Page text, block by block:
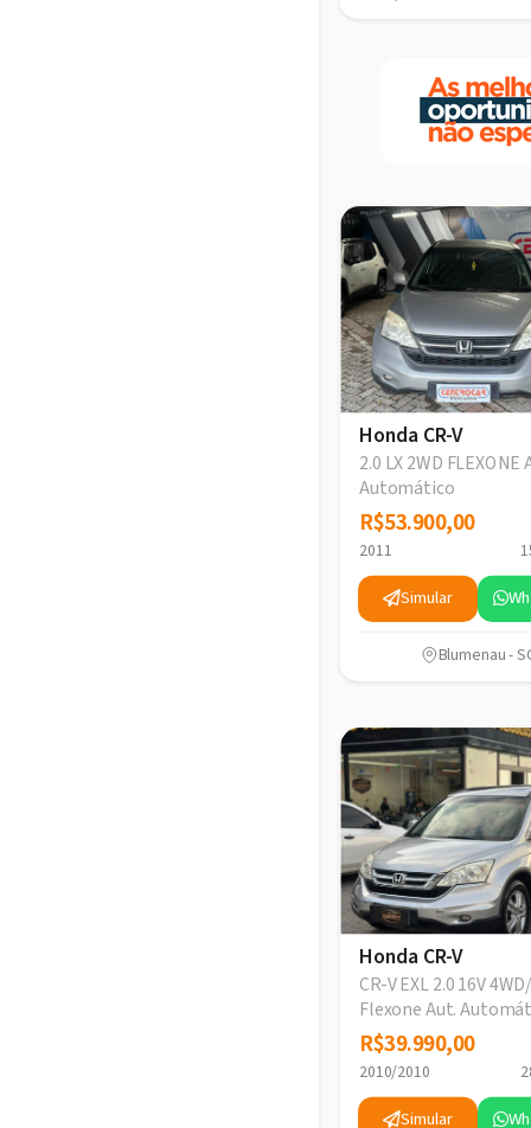
Honda CR-V
2.0 LX 2WD FLEXONE
Automático
R$53.900,00
R$53.900,00
2011
Simular
Blumenau -
Honda CR-V
CR-V EXL 2.0 16V
Flexone Aut.
R$39.990,00
R$39.990,00
2010/2010
Simular